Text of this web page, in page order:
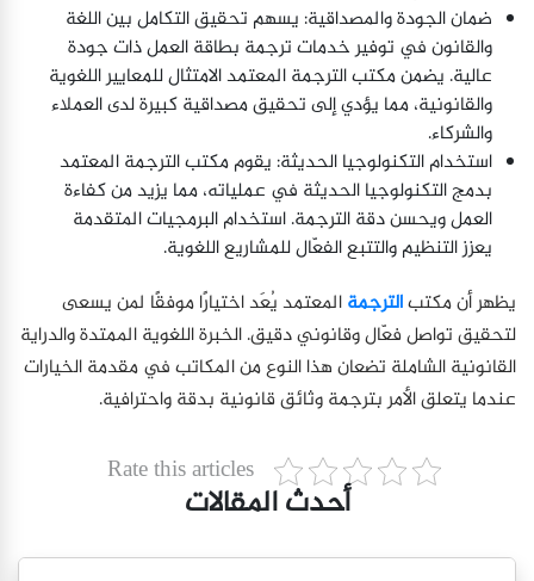
ضمان الجودة والمصداقية: يسهم تحقيق التكامل بين اللغة
والقانون في توفير خدمات ترجمة بطاقة العمل ذات جودة
عالية. يضمن مكتب الترجمة المعتمد الامتثال للمعايير اللغوية
والقانونية، مما يؤدي إلى تحقيق مصداقية كبيرة لدى العملاء
والشركاء.
استخدام التكنولوجيا الحديثة: يقوم مكتب الترجمة المعتمد
بدمج التكنولوجيا الحديثة في عملياته، مما يزيد من كفاءة
العمل ويحسن دقة الترجمة. استخدام البرمجيات المتقدمة
يعزز التنظيم والتتبع الفعّال للمشاريع اللغوية.
يظهر أن مكتبالترجمةالمعتمد يُعَد اختيارًا موفقًا لمن يسعى
لتحقيق تواصل فعّال وقانوني دقيق. الخبرة اللغوية الممتدة والدراية
القانونية الشاملة تضعان هذا النوع من المكاتب في مقدمة الخيارات
عندما يتعلق الأمر بترجمة وثائق قانونية بدقة واحترافية.
Rate this articles
أحدث المقالات